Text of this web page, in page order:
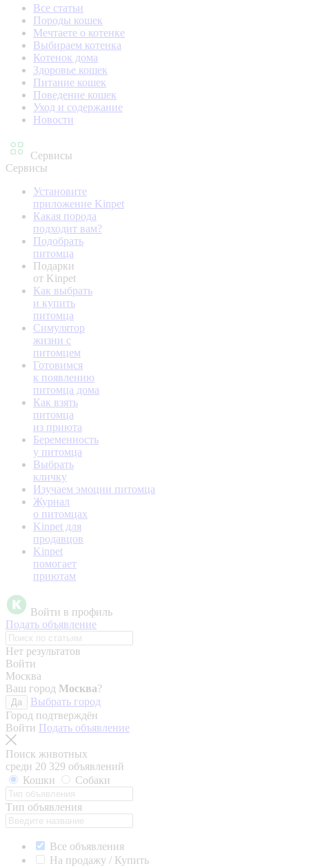
Все статьи
Породы кошек
Мечтаете о котенке
Выбираем котенка
Котенок дома
Здоровье кошек
Питание кошек
Поведение кошек
Уход и содержание
Новости
Сервисы
Сервисы
Установите
приложение Kinpet
Какая порода
подходит вам?
Подобрать
питомца
Подарки
от Kinpet
Как выбрать
и купить
питомца
Симулятор
жизни с
питомцем
Готовимся
к появлению
питомца дома
Как взять
питомца
из приюта
Беременность
у питомца
Выбрать
кличку
Изучаем эмоции питомца
Журнал
о питомцах
Kinpet для
продавцов
Kinpet
помогает
приютам
Войти в профиль
Подать объявление
Нет результатов
Войти
Москва
Ваш город Москва?
Да
Выбрать город
Город подтверждён
Войти Подать объявление
Поиск животных
среди 20 329 объявлений
Кошки
Собаки
Тип объявления
Все объявления
На продажу / Купить